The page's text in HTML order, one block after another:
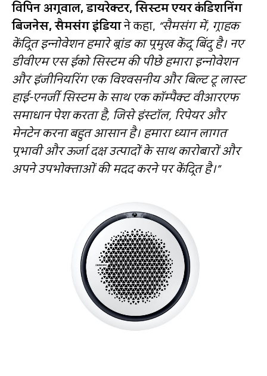
विपिन अग्रवाल, डायरेक्‍टर, सिस्‍टम एयर कंडिशनिंग
बिजनेस, सैमसंग इंडियाने कहा, “सैमसंग में, ग्राहक
केंद्रित इन्‍नोवेशन हमारे ब्रांड का प्रमुख केंद्र बिंदु है। नए
डीवीएम एस ईको सिस्‍टम की पीछे हमारा इन्‍नोवेशन
और इंजीनियरिंग एक विश्‍वसनीय और बिल्‍ट टू लास्‍ट
हाई-एनर्जी सिस्‍टम के साथ एक कॉम्‍पैक्‍ट वीआरएफ
समाधान पेश करता है, जिसे इंस्‍टॉल, रिपेयर और
मेनटेन करना बहुत आसान है। हमारा ध्‍यान लागत
प्रभावी और ऊर्जा दक्ष उत्‍पादों के साथ कारोबारों और
अपने उपभोक्‍ताओं की मदद करने पर केंद्रित है।”